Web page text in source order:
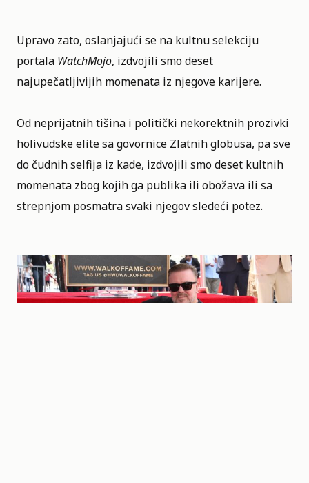
Upravo zato, oslanjajući se na kultnu selekciju
portala WatchMojo, izdvojili smo deset
najupečatljivijih momenata iz njegove karijere.
Od neprijatnih tišina i politički nekorektnih prozivki
holivudske elite sa govornice Zlatnih globusa, pa sve
do čudnih selfija iz kade, izdvojili smo deset kultnih
momenata zbog kojih ga publika ili obožava ili sa
strepnjom posmatra svaki njegov sledeći potez.